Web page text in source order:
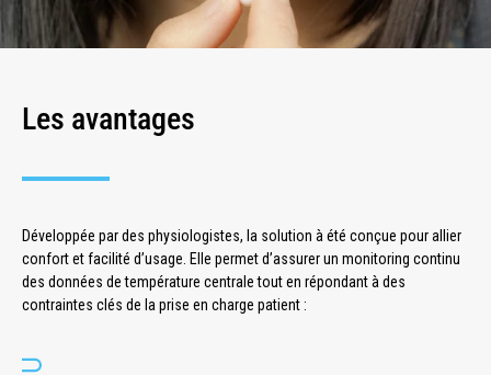
Les avantages
Développée par des physiologistes, la solution à été conçue pour allier
confort et facilité d’usage. Elle permet d’assurer un monitoring continu
des données de température centrale tout en répondant à des
contraintes clés de la prise en charge patient :